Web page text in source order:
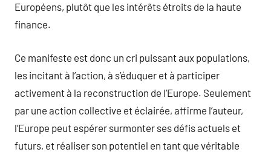
Européens, plutôt que les intérêts étroits de la haute
finance.
Ce manifeste est donc un cri puissant aux populations,
les incitant à l’action, à s’éduquer et à participer
activement à la reconstruction de l’Europe. Seulement
par une action collective et éclairée, affirme l’auteur,
l’Europe peut espérer surmonter ses défis actuels et
futurs, et réaliser son potentiel en tant que véritable